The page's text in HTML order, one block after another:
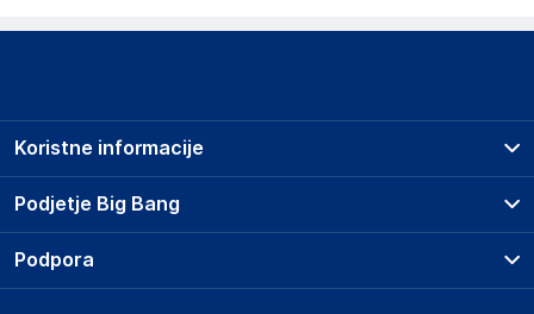
Podjetje Big Bang
O podjetju
Koristne informacije
Prodajna mesta
Storitve
Dostava, vnos in odvoz
Podpora